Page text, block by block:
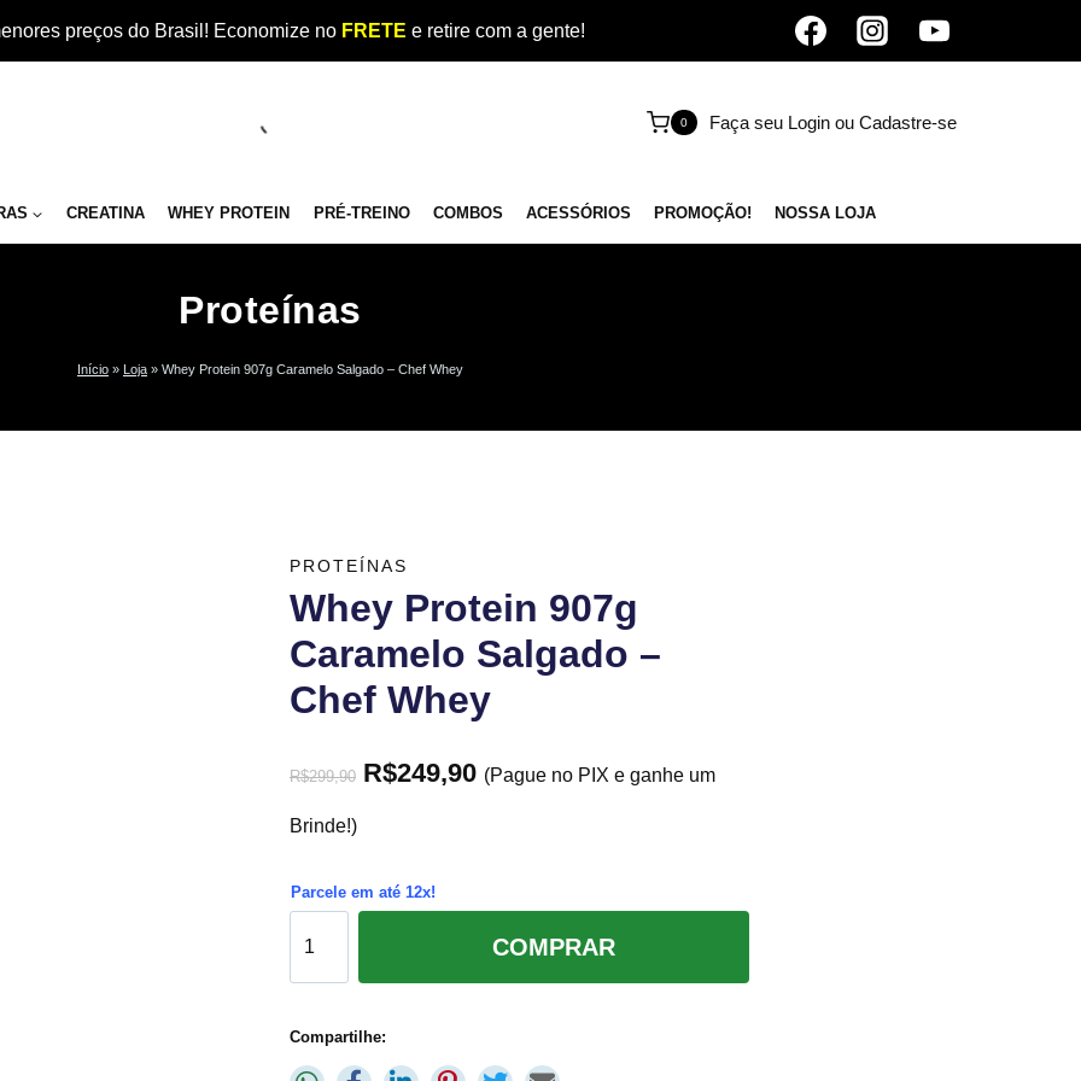
preços do Brasil! Economize no FRETE e retire com a gente!
0 Faça seu Login ou Cadastre-se
CREATINA WHEY PROTEIN PRÉ-TREINO COMBOS ACESSÓRIOS PROMOÇÃO! NOSSA LOJA
Proteínas
Início » Loja » Whey Protein 907g Caramelo Salgado – Chef Whey
PROTEÍNAS
Whey Protein 907g
Caramelo Salgado –
Chef Whey
R$299,90 R$249,90 (Pague no PIX e ganhe um
Brinde!)
Parcele em até 12x!
COMPRAR
Compartilhe: